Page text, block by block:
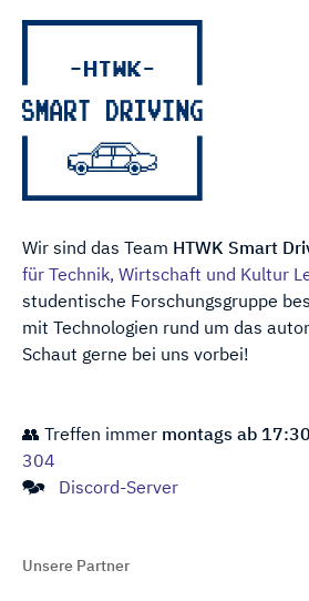
Wir sind das Team HTWK Smart
für Technik, Wirtschaft und Kultur
studentische Forschungs­gruppe
mit Technologien rund um das
Schaut gerne bei uns vorbei!
👥 Treffen immer montags ab
304
🗫
Discord-Server
Unsere Partner